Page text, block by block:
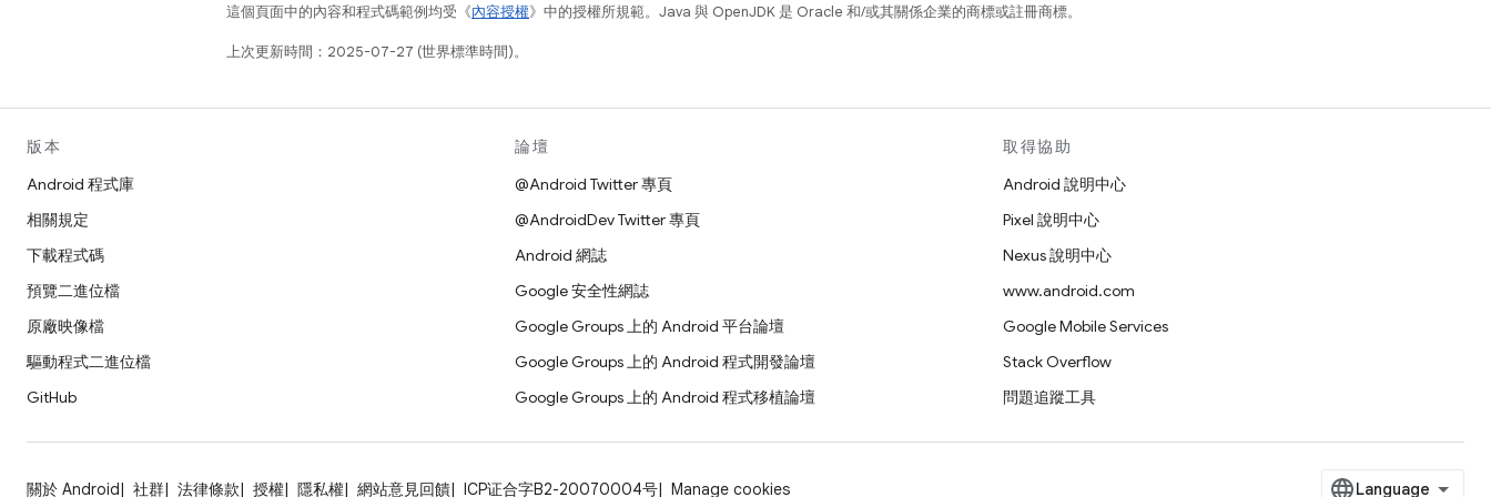
這個頁面中的內容和程式碼範例均受《內容授權》中的授權所規範。Java 與 OpenJDK 是 Oracle 和/或其關係企業的商標或註冊商標。
上次更新時間：2025-07-27 (世界標準時間)。
版本
Android 程式庫
相關規定
下載程式碼
預覽二進位檔
原廠映像檔
驅動程式二進位檔
GitHub
論壇
@Android Twitter 專頁
@AndroidDev Twitter 專頁
Android 網誌
Google 安全性網誌
Google Groups 上的 Android 平台論壇
Google Groups 上的 Android 程式開發論壇
Google Groups 上的 Android 程式移植論壇
取得協助
Android 說明中心
Pixel 說明中心
Nexus 說明中心
www.android.com
Google Mobile Services
Stack Overflow
問題追蹤工具
關於 Android 社群 法律條款 授權 隱私權 網站意見回饋 ICP证合字B2-20070004号 Manage cookies